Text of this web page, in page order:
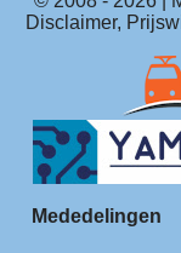
Disclaimer,
Mededelingen